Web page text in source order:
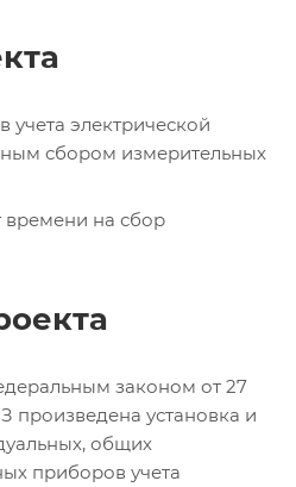
учета электрической
сбором измерительных
времени на сбор
законом от 27
произведена установка и
общих
приборов учета